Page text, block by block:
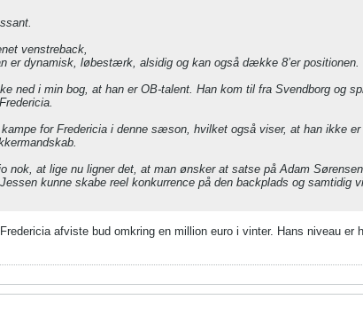
venstreback,
er dynamisk, løbestærk, alsidig og kan også dække 8’er positionen.
ned i min bog, at han er OB-talent. Han kom til fra Svendborg og
for Fredericia i denne sæson, hvilket også viser, at han ikke
nok, at lige nu ligner det, at man ønsker at satse på Adam
kunne skabe reel konkurrence på den backplads og
afviste bud omkring en million euro i vinter. Hans niveau